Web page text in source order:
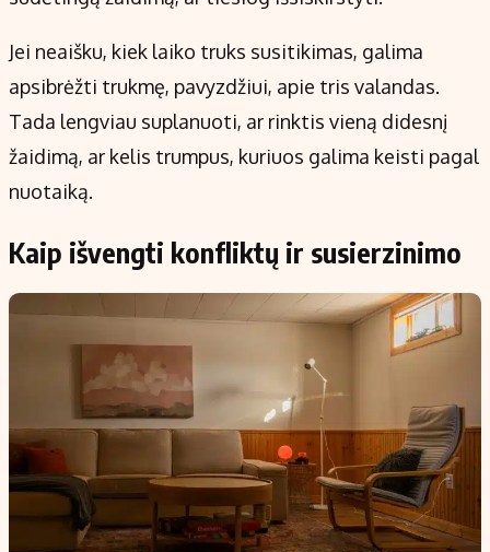
Jei neaišku, kiek laiko truks susitikimas, galima
apsibrėžti trukmę, pavyzdžiui, apie tris valandas.
Tada lengviau suplanuoti, ar rinktis vieną didesnį
žaidimą, ar kelis trumpus, kuriuos galima keisti pagal
nuotaiką.
Kaip išvengti konfliktų ir susierzinimo